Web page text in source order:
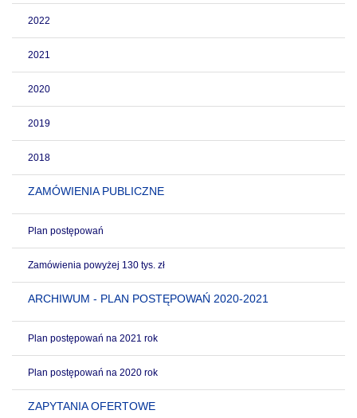
2022
2021
2020
2019
2018
ZAMÓWIENIA PUBLICZNE
Plan postępowań
Zamówienia powyżej 130 tys. zł
ARCHIWUM - PLAN POSTĘPOWAŃ 2020-2021
Plan postępowań na 2021 rok
Plan postępowań na 2020 rok
ZAPYTANIA OFERTOWE